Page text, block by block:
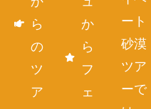
ら
の
ツ
ア
か
ら
フ
ェ
ート
砂漠
ツア
ーで